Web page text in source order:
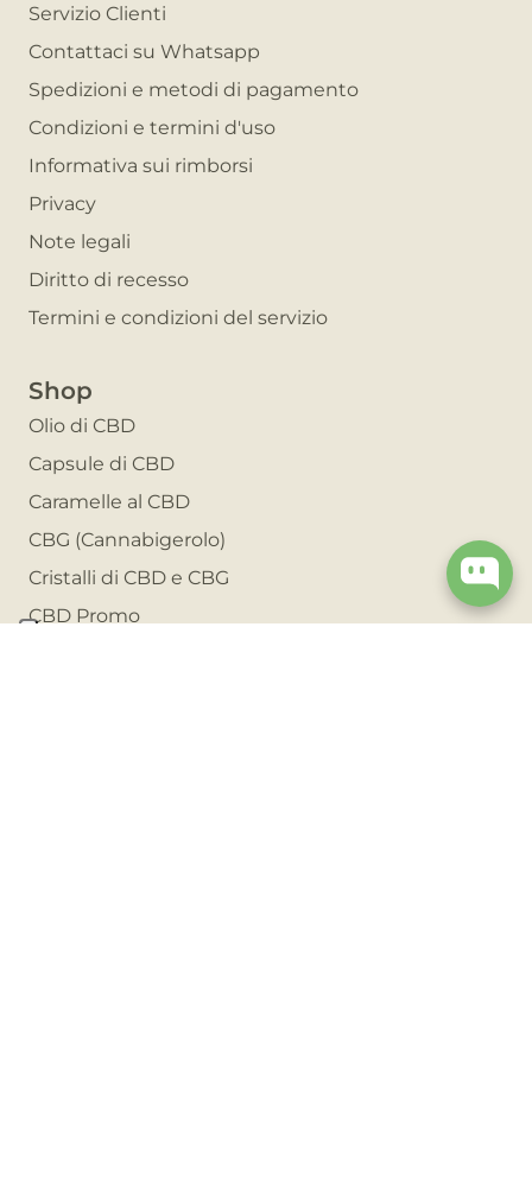
Servizio Clienti
Contattaci su Whatsapp
Spedizioni e metodi di pagamento
Condizioni e termini d'uso
Informativa sui rimborsi
Privacy
Note legali
Diritto di recesso
Termini e condizioni del servizio
Shop
Olio di CBD
Capsule di CBD
Caramelle al CBD
CBG (Cannabigerolo)
Cristalli di CBD e CBG
CBD Promo